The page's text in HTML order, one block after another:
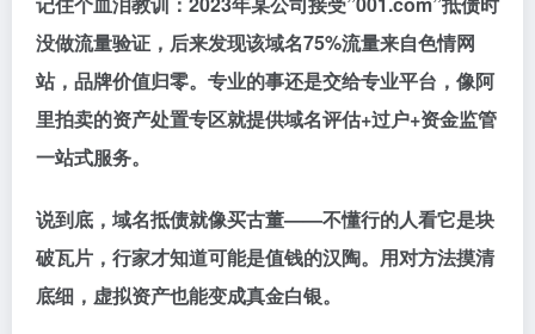
没做流量验证，后来发现该域名75%流量来自色情网
站，品牌价值归零。专业的事还是交给专业平台，像阿
里拍卖的资产处置专区就提供域名评估+过户+资金监管
一站式服务。
说到底，域名抵债就像买古董——不懂行的人看它是块
破瓦片，行家才知道可能是值钱的汉陶。用对方法摸清
底细，虚拟资产也能变成真金白银。